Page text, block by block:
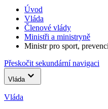
Úvod
Vláda
Členové vlády
Ministři a ministryně
Ministr pro sport,
Přeskočit sekundární navigaci
Vláda
Vláda